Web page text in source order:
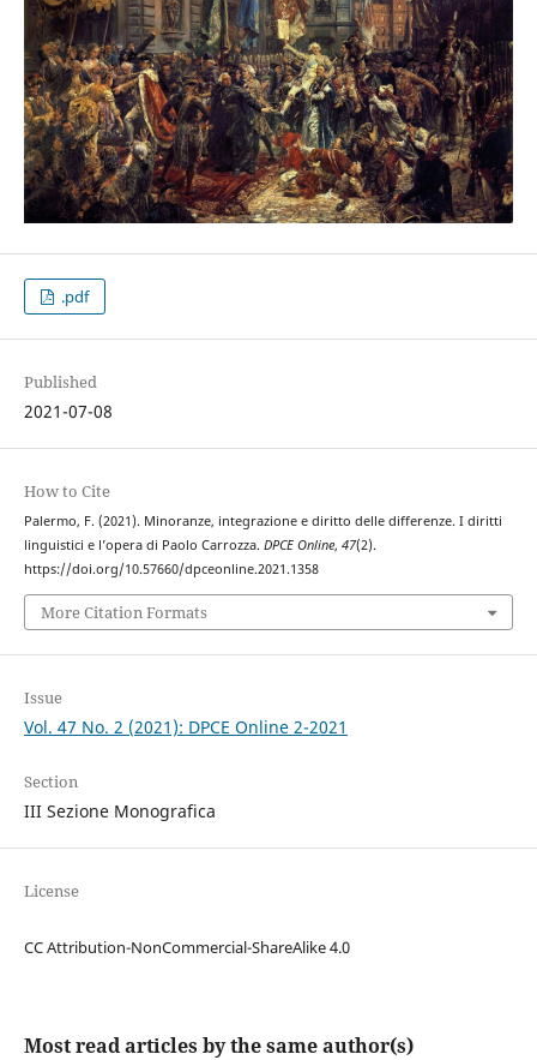
.pdf
Published
2021-07-08
How to Cite
Palermo, F. (2021). Minoranze, integrazione e diritto delle differenze. I diritti
linguistici e l’opera di Paolo Carrozza. DPCE Online, 47(2).
https://doi.org/10.57660/dpceonline.2021.1358
More Citation Formats
Issue
Vol. 47 No. 2 (2021): DPCE Online 2-2021
Section
III Sezione Monografica
License
CC Attribution-NonCommercial-ShareAlike 4.0
Most read articles by the same author(s)